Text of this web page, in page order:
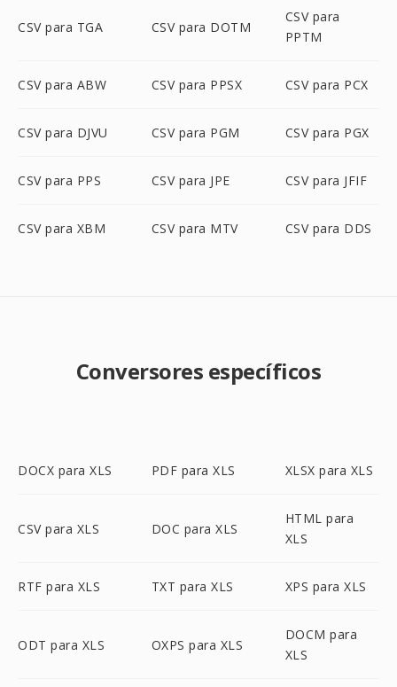
CSV para TGA CSV para DOTM
CSV para
PPTM
CSV para ABW CSV para PPSX CSV para PCX
CSV para DJVU CSV para PGM CSV para PGX
CSV para PPS CSV para JPE CSV para JFIF
CSV para XBM CSV para MTV CSV para DDS
Conversores específicos
DOCX para XLS PDF para XLS XLSX para XLS
CSV para XLS DOC para XLS
HTML para
XLS
RTF para XLS TXT para XLS XPS para XLS
ODT para XLS OXPS para XLS
DOCM para
XLS